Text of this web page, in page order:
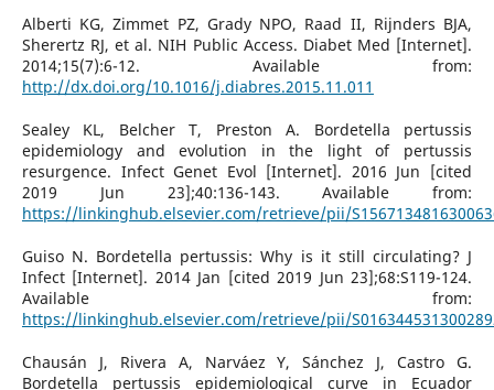
Alberti KG, Zimmet PZ, Grady NPO, Raad II, Rijnders BJA,
Sherertz RJ, et al. NIH Public Access. Diabet Med [Internet].
2014;15(7):6-12. Available from:
http://dx.doi.org/10.1016/j.diabres.2015.11.011
Sealey KL, Belcher T, Preston A. Bordetella pertussis
epidemiology and evolution in the light of pertussis
resurgence. Infect Genet Evol [Internet]. 2016 Jun [cited
2019 Jun 23];40:136-143. Available from:
https://linkinghub.elsevier.com/retrieve/pii/
Guiso N. Bordetella pertussis: Why is it still circulating? J
Infect [Internet]. 2014 Jan [cited 2019 Jun 23];68:S119-124.
Available from:
https://linkinghub.elsevier.com/retrieve/pii/
Chausán J, Rivera A, Narváez Y, Sánchez J, Castro G.
Bordetella pertussis epidemiological curve in Ecuador